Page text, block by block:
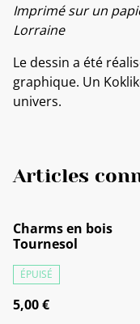
Imprimé sur un
Lorraine
Le dessin a été
graphique. Un
univers.
Articles
Charms en bois
Tournesol
ÉPUISÉ
5,00 €